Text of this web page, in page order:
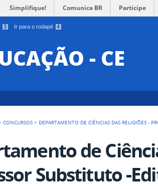
3 Ir para o rodapé 4
Simplifique! Comunica BR Participe
- CE
CONCURSOS > DEPARTAMENTO DE CIÊNCIAS DAS RELIGIÕES -
de
Substituto -